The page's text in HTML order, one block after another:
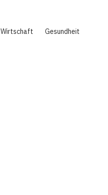
Wirtschaft Gesundheit